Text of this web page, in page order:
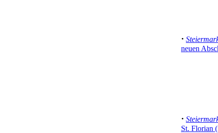
·
neuen
·
St. Florian